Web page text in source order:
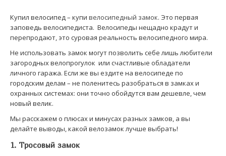
Купил велосипед – купи велосипедный замок. Это первая
заповедь велосипедиста. Велосипеды нещадно крадут и
перепродают, это суровая реальность велосипедного мира.
Не использовать замок могут позволить себе лишь любители
загородных велопрогулок или счастливые обладатели
личного гаража. Если же вы ездите на велосипеде по
городским делам – не поленитесь разобраться в замках и
охранных системах: они точно обойдутся вам дешевле, чем
новый велик.
Мы расскажем о плюсах и минусах разных замков, а вы
делайте выводы, какой велозамок лучше выбрать!
1. Тросовый замок